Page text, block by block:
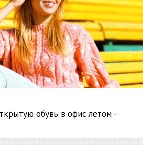
обувь в офис летом -